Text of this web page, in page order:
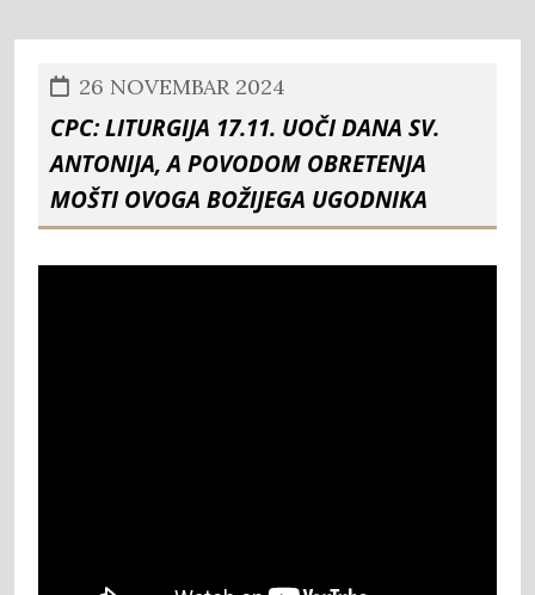
26 NOVEMBAR 2024
CPC: Liturgija 17.11. uoči dana sv.
Antonija, a povodom obretenja
mošti ovoga Božijega Ugodnika